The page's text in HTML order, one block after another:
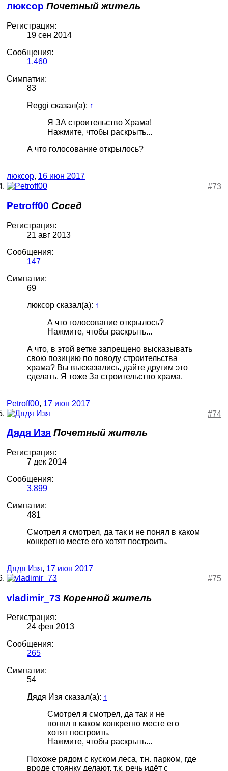
люксор Почетный житель
Регистрация:
19 сен 2014
Сообщения:
1.460
Симпатии:
83
Reggi сказал(а): ↑
Я ЗА строительство Храма!
Нажмите, чтобы раскрыть...
А что голосование открылось?
люксор, 16 июн 2017
#73
Petroff00 Сосед
Регистрация:
21 авг 2013
Сообщения:
147
Симпатии:
69
люксор сказал(а): ↑
А что голосование открылось?
Нажмите, чтобы раскрыть...
А что, в этой ветке запрещено высказывать
свою позицию по поводу строительства
храма? Вы высказались, дайте другим это
сделать. Я тоже За строительство храма.
Petroff00, 17 июн 2017
#74
Дядя Изя Почетный житель
Регистрация:
7 дек 2014
Сообщения:
3.899
Симпатии:
481
Смотрел я смотрел, да так и не понял в каком
конкретно месте его хотят построить.
Дядя Изя, 17 июн 2017
#75
vladimir_73 Коренной житель
Регистрация:
24 фев 2013
Сообщения:
265
Симпатии:
54
Дядя Изя сказал(а): ↑
Смотрел я смотрел, да так и не
понял в каком конкретно месте его
хотят построить.
Нажмите, чтобы раскрыть...
Похоже рядом с куском леса, т.н. парком, где
вроде стоянку делают, т.к. речь идёт с